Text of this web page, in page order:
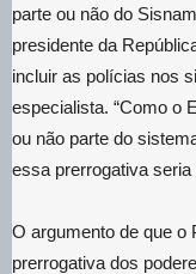
parte ou não do
presidente da
incluir as polícias nos
especialista. “Como o
ou não parte do
essa prerrogativa seria
O argumento de que o
prerrogativa dos